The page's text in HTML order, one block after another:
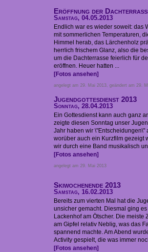
Eröffnung der
Samstag, 04.05.2013
Endlich war es wieder soweit: das
mit sommerlichen Temperaturen,
Himmel herab, das Lärchenholz
herrlich frischem Glanz, also die
um die Dachterrasse feierlich für
eröffnen. Heuer hatten ...
[Fotos ansehen]
angelegt am 29. Mai 2013, geändert am 29.
Jugendgottesdienst 2013
Sonntag, 28.04.2013
Ein Gottesdienst kann auch ganz
zeigte diesen Sonntag unser
Jahr haben wir \"Entscheidungen\"
worüber auch ein Kurzfilm gezeigt
wir durch eine Band musikalisch
[Fotos ansehen]
angelegt am 29. Mai 2013
Skiwochenende 2013
Samstag, 16.02.2013
Bereits zum vierten Mal hat die
unsicher gemacht. Diesmal ging
Lackenhof am Ötscher. Die meiste
am Gipfel relativ Neblig, was das
spannend machte. Am Abend
Activity gespielt, die was immer
[Fotos ansehen]